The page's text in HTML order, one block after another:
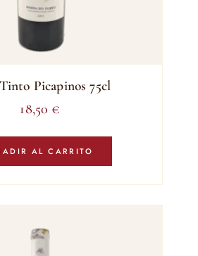
Picapinos 75cl
18,50 €
AL CARRITO